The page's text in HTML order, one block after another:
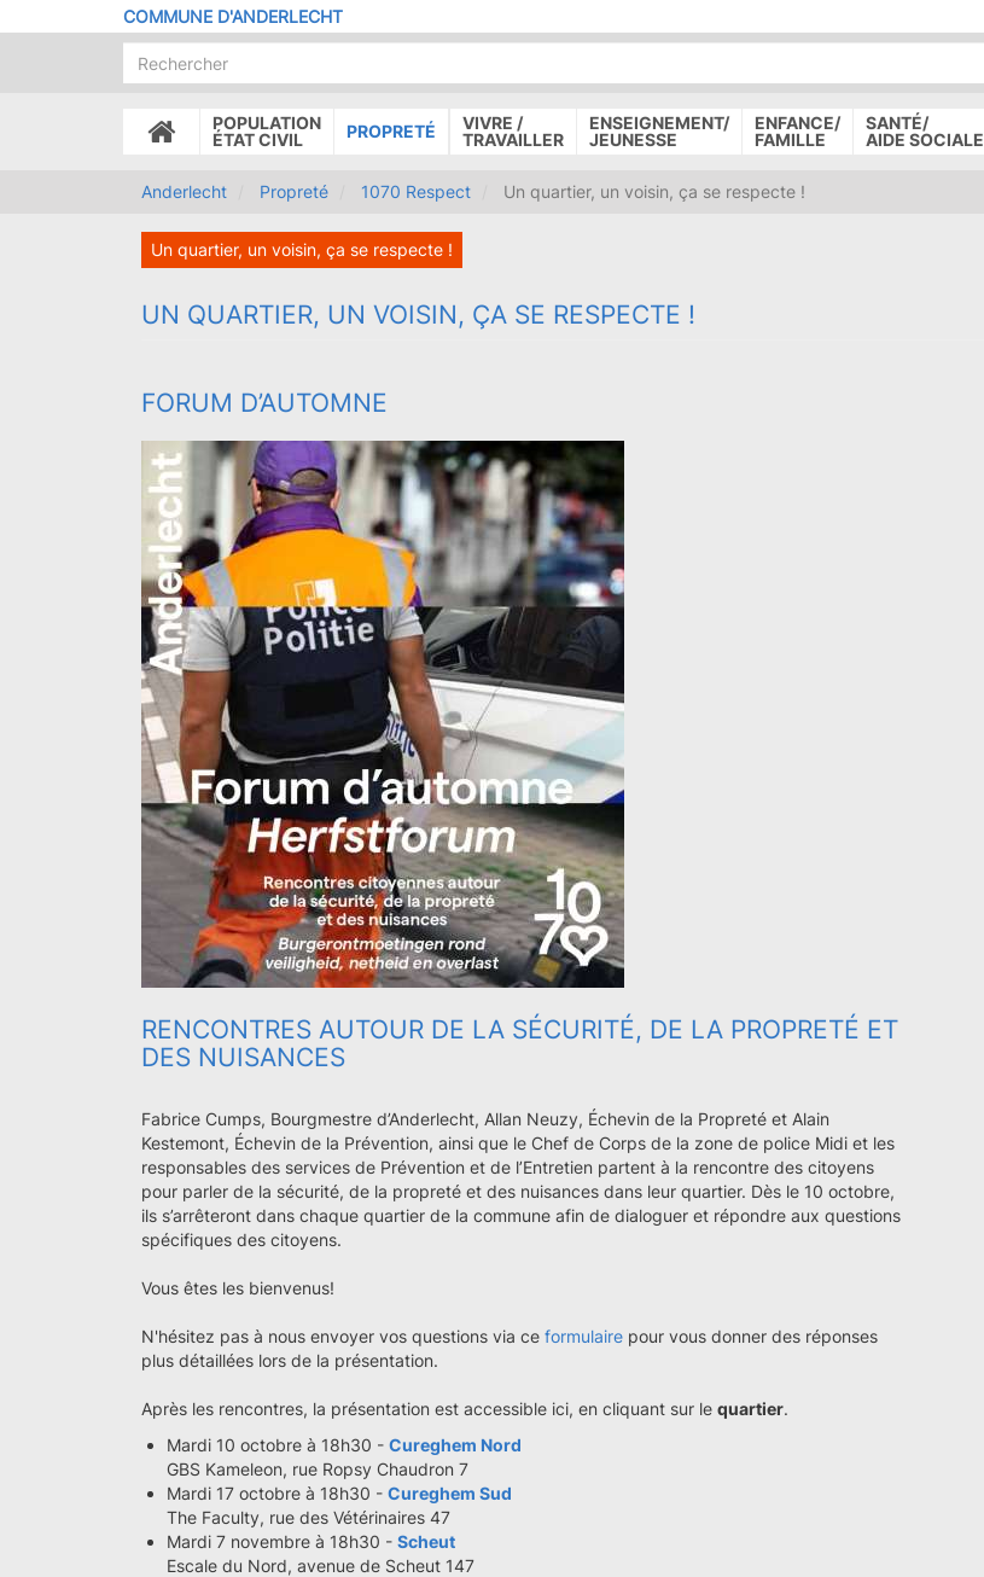
au
COMMUNE D'ANDERLECHT
ACCUEIL
POPULATION
ÉTAT CIVIL
PROPRETÉ
VIVRE /
TRAVAILLER
ENSEIGNEMENT/
JEUNESSE
ENFANCE/
FAMILLE
SANTÉ/
AIDE SOCIALE
Anderlecht Propreté 1070 Respect Un quartier, un voisin, ça se respecte !
Un quartier, un voisin, ça se respecte !
UN QUARTIER, UN VOISIN, ÇA SE RESPECTE !
FORUM D’AUTOMNE
RENCONTRES AUTOUR DE LA SÉCURITÉ, DE LA PROPRETÉ ET
DES NUISANCES
Fabrice Cumps, Bourgmestre d’Anderlecht, Allan Neuzy, Échevin de la Propreté et Alain
Kestemont, Échevin de la Prévention, ainsi que le Chef de Corps de la zone de police Midi et les
responsables des services de Prévention et de l’Entretien partent à la rencontre des citoyens
pour parler de la sécurité, de la propreté et des nuisances dans leur quartier. Dès le 10 octobre,
ils s’arrêteront dans chaque quartier de la commune afin de dialoguer et répondre aux questions
spécifiques des citoyens.
Vous êtes les bienvenus!
N'hésitez pas à nous envoyer vos questions via ce formulaire pour vous donner des réponses
plus détaillées lors de la présentation.
Après les rencontres, la présentation est accessible ici, en cliquant sur le quartier.
Mardi 10 octobre à 18h30 - Cureghem Nord
GBS Kameleon, rue Ropsy Chaudron 7
Mardi 17 octobre à 18h30 - Cureghem Sud
The Faculty, rue des Vétérinaires 47
Mardi 7 novembre à 18h30 - Scheut
Escale du Nord, avenue de Scheut 147